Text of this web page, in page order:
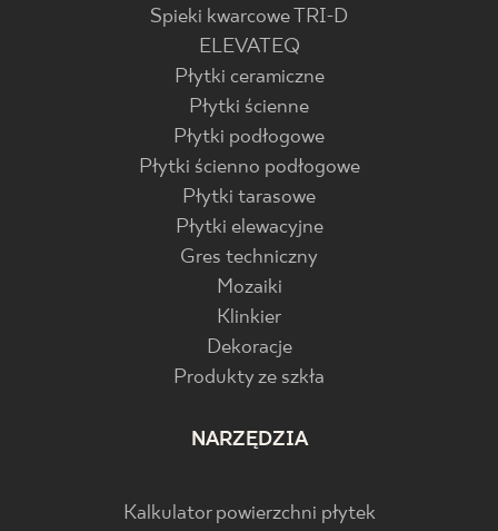
Spieki kwarcowe TRI-D
ELEVATEQ
Płytki ceramiczne
Płytki ścienne
Płytki podłogowe
Płytki ścienno podłogowe
Płytki tarasowe
Płytki elewacyjne
Gres techniczny
Mozaiki
Klinkier
Dekoracje
Produkty ze szkła
NARZĘDZIA
Kalkulator powierzchni płytek